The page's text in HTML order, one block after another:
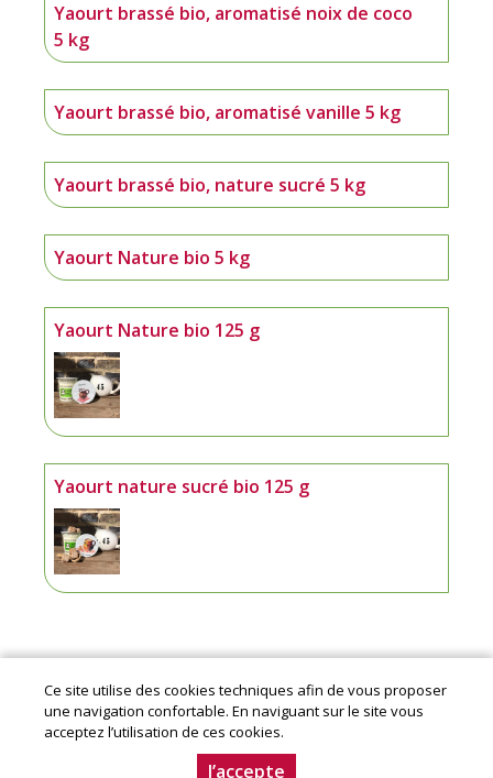
Yaourt brassé bio, aromatisé noix de coco
5 kg
Yaourt brassé bio, aromatisé vanille 5 kg
Yaourt brassé bio, nature sucré 5 kg
Yaourt Nature bio 5 kg
Yaourt Nature bio 125 g
Yaourt nature sucré bio 125 g
Mentions légales|Conditions Générales de Ventes|
Charte producteur
© Copyright 2020-2024 - Aube en Champagne - Le
Département. Conception :Dynapse- Partenaire numérique
Ce site utilise des cookies techniques afin de vous proposer
une navigation confortable. En naviguant sur le site vous
acceptez l’utilisation de ces cookies.
J’accepte